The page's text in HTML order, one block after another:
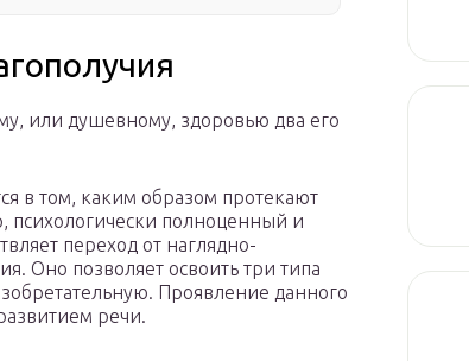
или душевному, здоровью два его
в том, каким образом протекают
полноценный и
переход от наглядно-
Оно позволяет освоить три типа
Проявление данного
речи.